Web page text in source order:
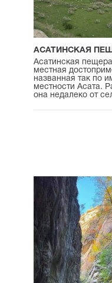
АСАТИНСКАЯ
Асатинская
местная
названная так по
местности Асата.
она недалеко от